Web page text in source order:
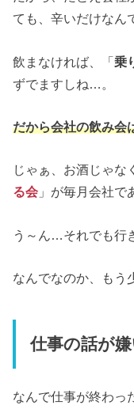
ても、辛いだけなん
飲まなければ、「乗
ずでますしね…。
だから会社の飲み会
じゃぁ、お酒じゃな
る会 」が毎月会社で
う～ん…それでも行
なんでなのか、もう
仕事の話が
なんで仕事が終わっ